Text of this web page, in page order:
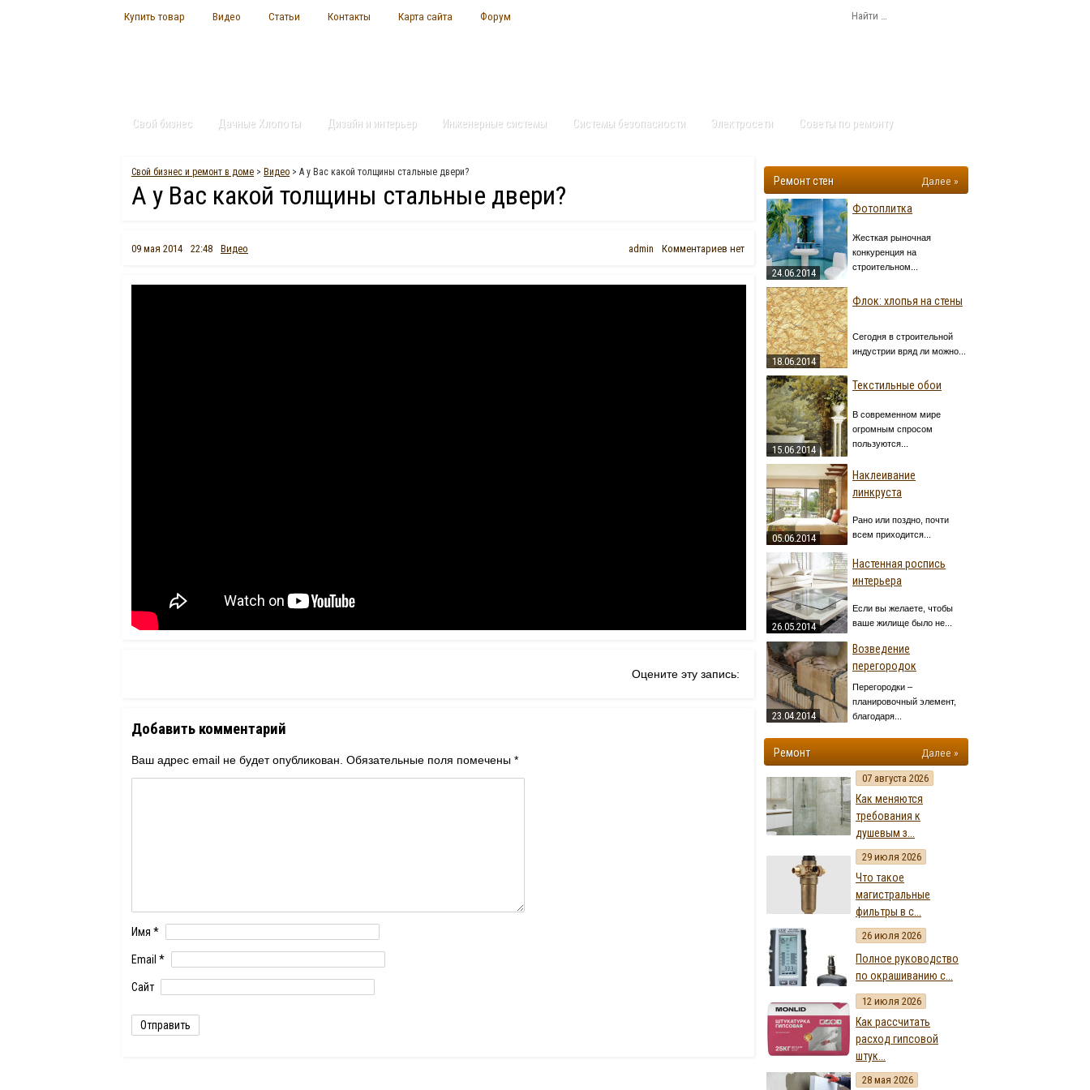
Купить товар Видео Статьи Контакты Карта сайта Форум
Свой бизнес Дачные Хлопоты Дизайн и интерьер Инженерные системы Системы безопасности Электросети Советы по ремонту
Свой бизнес и ремонт в доме > Видео > А у Вас какой толщины стальные двери?
А у Вас какой толщины стальные двери?
09 мая 2014 22:48 Видео admin Комментариев нет
Оцените эту запись:
Добавить комментарий
Ваш адрес email не будет опубликован. Обязательные поля помечены *
Имя *
Email *
Сайт
Ремонт стен Далее »
24.06.2014
Фотоплитка
Жесткая рыночная
конкуренция на
строительном...
18.06.2014
Флок: хлопья на стены
Сегодня в строительной
индустрии вряд ли можно...
15.06.2014
Текстильные обои
В современном мире
огромным спросом
пользуются...
05.06.2014
Наклеивание
линкруста
Рано или поздно, почти
всем приходится...
26.05.2014
Настенная роспись
интерьера
Если вы желаете, чтобы
ваше жилище было не...
23.04.2014
Возведение
перегородок
Перегородки –
планировочный элемент,
благодаря...
Ремонт Далее »
07 августа 2026
Как меняются
требования к
душевым з...
29 июля 2026
Что такое
магистральные
фильтры в с...
26 июля 2026
Полное руководство
по окрашиванию с...
12 июля 2026
Как рассчитать
расход гипсовой
штук...
28 мая 2026